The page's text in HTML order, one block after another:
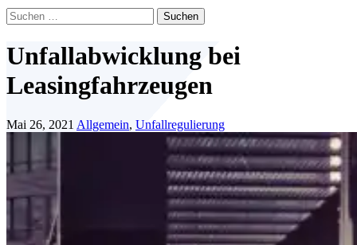
Suchen
nach:
Unfallabwicklung bei
Leasingfahrzeugen
Mai 26, 2021 Allgemein, Unfallregulierung